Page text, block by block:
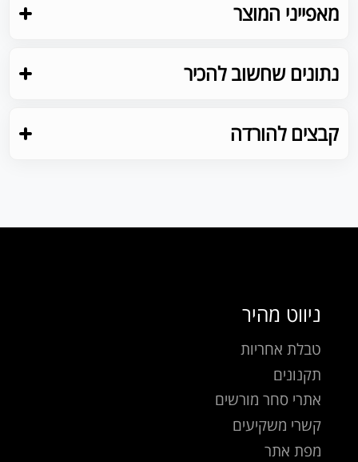
מאפייני המוצר
נתונים שחשוב להכיר
קבצים להורדה
ניווט מהיר
טבלת אחריות
תקנונים
אתרי סחר מורשים
קשרי משקיעים
מפת אתר